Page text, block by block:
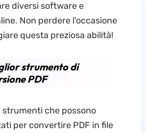
diversi software e
Non perdere l'occasione
questa preziosa abilità!
strumento di
PDF
strumenti che possono
per convertire PDF in file